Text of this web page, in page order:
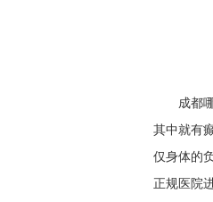
成都
其中就有
仅身体的
正规医院